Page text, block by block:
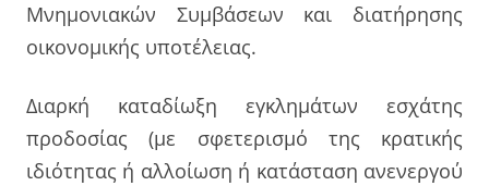
Μνημονιακών Συμβάσεων και διατήρησης
οικονομικής υποτέλειας.
Διαρκή καταδίωξη εγκλημάτων εσχάτης
προδοσίας (με σφετερισμό της κρατικής
ιδιότητας ή αλλοίωση ή κατάσταση ανενεργού